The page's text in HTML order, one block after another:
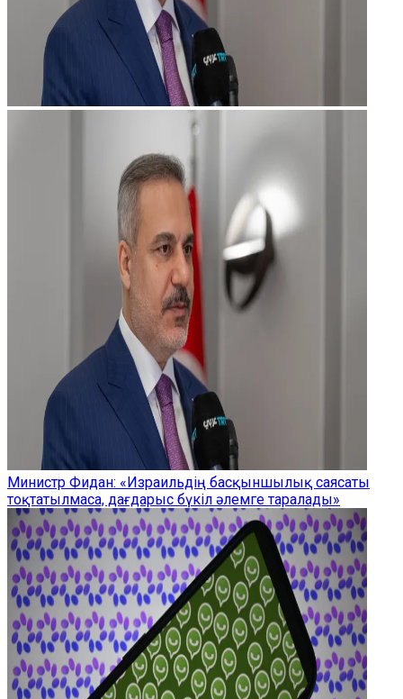
Министр Фидан: «Израильдің басқыншылық саясаты
тоқтатылмаса, дағдарыс бүкіл әлемге таралады»